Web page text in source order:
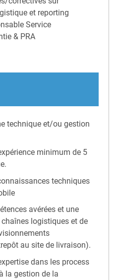
et reporting
Service
& PRA
technique et/ou gestion
minimum de 5
techniques
avérées et une
logistiques et de
au site de livraison).
dans les process
la gestion de la